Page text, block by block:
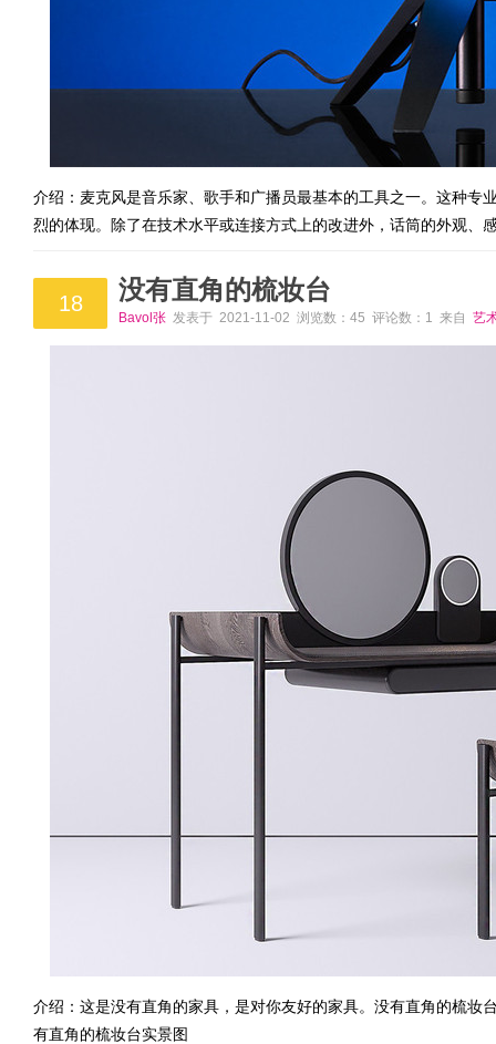
介绍：麦克风是音乐家、歌手和广播员最基本的工具之一。这种专
烈的体现。除了在技术水平或连接方式上的改进外，话筒的外观、
18 没有直角的梳妆台
Bavol张 发表于 2021-11-02 浏览数：45 评论数：1 来自 艺
介绍：这是没有直角的家具，是对你友好的家具。没有直角的梳妆
有直角的梳妆台实景图